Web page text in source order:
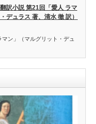
訳小説 第21回「愛人 ラマ
デュラス 著、清水 徹 訳）
ン」（マルグリット・デュ